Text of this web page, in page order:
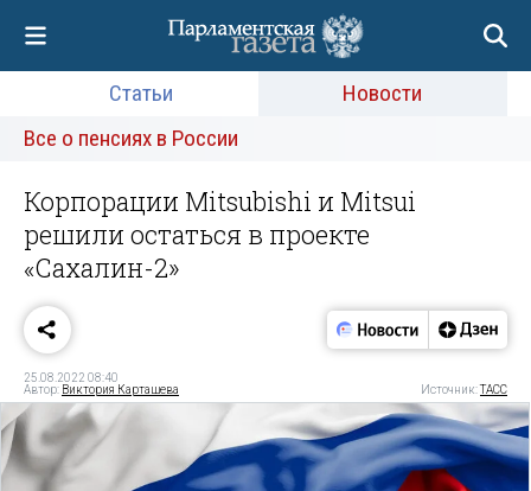
Статьи
Новости
Все о пенсиях в России
Корпорации Mitsubishi и Mitsui
решили остаться в проекте
«Сахалин-2»
25.08.2022 08:40
Автор: Виктория Карташева Источник:ТАСС